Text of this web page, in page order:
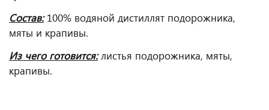
Состав:100% водяной дистиллят подорожника,
мяты и крапивы.
Из чего готовится:листья подорожника, мяты,
крапивы.